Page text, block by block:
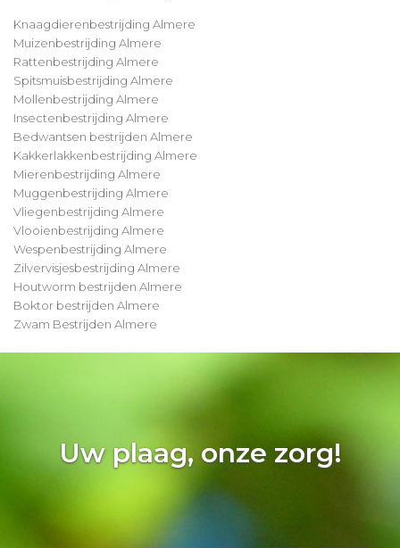
Knaagdierenbestrijding Almere
Muizenbestrijding Almere
Rattenbestrijding Almere
Spitsmuisbestrijding Almere
Mollenbestrijding Almere
Insectenbestrijding Almere
Bedwantsen bestrijden Almere
Kakkerlakkenbestrijding Almere
Mierenbestrijding Almere
Muggenbestrijding Almere
Vliegenbestrijding Almere
Vlooienbestrijding Almere
Wespenbestrijding Almere
Zilvervisjesbestrijding Almere
Houtworm bestrijden Almere
Boktor bestrijden Almere
Zwam Bestrijden Almere
Uw plaag, onze zorg!